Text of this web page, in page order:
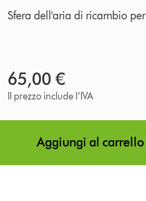
Sfera dell'aria di ricambio
65,00 €
Il prezzo include l’IVA
Aggiungi al carrello